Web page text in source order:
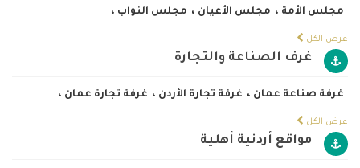
مجلس الأمة ، مجلس الأعيان ، مجلس النواب ،
عرض الكل
غرف الصناعة والتجارة
غرفة صناعة عمان ، غرفة تجارة الأردن ، غرفة تجارة عمان ،
عرض الكل
مواقع أردنية أهلية